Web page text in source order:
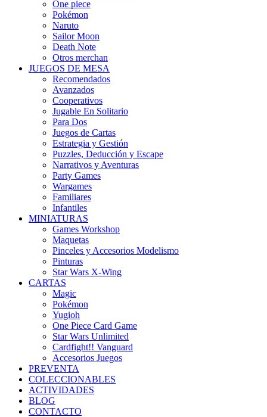
One piece
Pokémon
Naruto
Sailor Moon
Death Note
Otros merchan
JUEGOS DE MESA
Recomendados
Avanzados
Cooperativos
Jugable En Solitario
Para Dos
Juegos de Cartas
Estrategia y Gestión
Puzzles, Deducción y Escape
Narrativos y Aventuras
Party Games
Wargames
Familiares
Infantiles
MINIATURAS
Games Workshop
Maquetas
Pinceles y Accesorios Modelismo
Pinturas
Star Wars X-Wing
CARTAS
Magic
Pokémon
Yugioh
One Piece Card Game
Star Wars Unlimited
Cardfight!! Vanguard
Accesorios Juegos
PREVENTA
COLECCIONABLES
ACTIVIDADES
BLOG
CONTACTO